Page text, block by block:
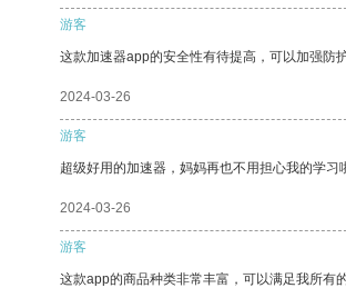
游客
这款加速器app的安全性有待提高，可以加强防
2024-03-26
游客
超级好用的加速器，妈妈再也不用担心我的学习
2024-03-26
游客
这款app的商品种类非常丰富，可以满足我所有